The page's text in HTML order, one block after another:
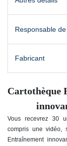
Responsable
Fabricant
Cartothèque
Vous recevrez 30
compris une vidéo,
Entraînement